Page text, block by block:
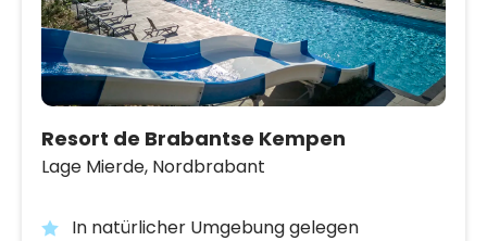
Resort de Brabantse Kempen
Lage Mierde, Nordbrabant
In natürlicher Umgebung gelegen